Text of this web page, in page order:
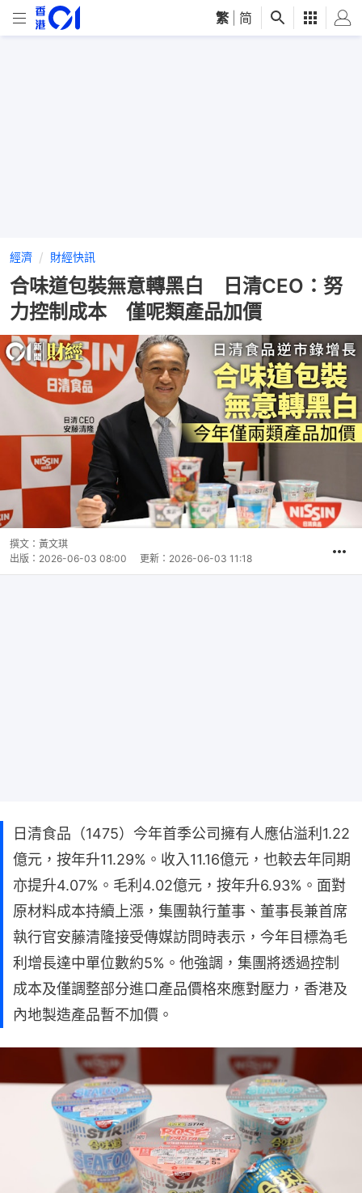
繁 简
經濟 財經快訊
合味道包裝無意轉黑白 日清CEO：努
力控制成本 僅呢類產品加價
撰文： 黃文琪
出版： 2026-06-03 08:00 更新： 2026-06-03 11:18
日清食品（1475）今年首季公司擁有人應佔溢利1.22
億元，按年升11.29%。收入11.16億元，也較去年同期
亦提升4.07%。毛利4.02億元，按年升6.93%。面對
原材料成本持續上漲，集團執行董事、董事長兼首席
執行官安藤清隆接受傳媒訪問時表示，今年目標為毛
利增長達中單位數約5%。他強調，集團將透過控制
成本及僅調整部分進口產品價格來應對壓力，香港及
內地製造產品暫不加價。